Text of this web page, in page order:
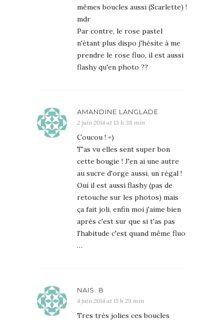
mêmes boucles aussi (Scarlette) !
mdr
Par contre, le rose pastel
n'étant plus dispo j'hésite à me
prendre le rose fluo, il est aussi
flashy qu'en photo ??
AMANDINE LANGLADE
2 juin 2014 at 13 h 38 min
Coucou ! =)
T'as vu elles sent super bon
cette bougie ! J'en ai une autre
au sucre d'orge aussi, un régal !
Oui il est aussi flashy (pas de
retouche sur les photos) mais
ça fait joli, enfin moi j'aime bien
après c'est sur que si t'as pas
l'habitude c'est quand même fluo
…
NAIS. B
4 juin 2014 at 15 h 29 min
Tres très jolies ces boucles